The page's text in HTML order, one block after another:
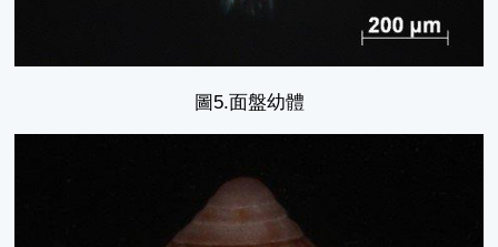
圖5.面盤幼體